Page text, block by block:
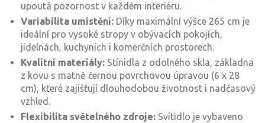
upoutá pozornost v každém interiéru.
Variabilita umístění: Díky maximální výšce 265 cm je
ideální pro vysoké stropy v obývacích pokojích,
jídelnách, kuchyních i komerčních prostorech.
Kvalitní materiály: Stínidla z odolného skla, základna
z kovu s matně černou povrchovou úpravou (6 x 28
cm), které zajišťují dlouhodobou životnost i nadčasový
vzhled.
Flexibilita světelného zdroje: Svítidlo je vybaveno